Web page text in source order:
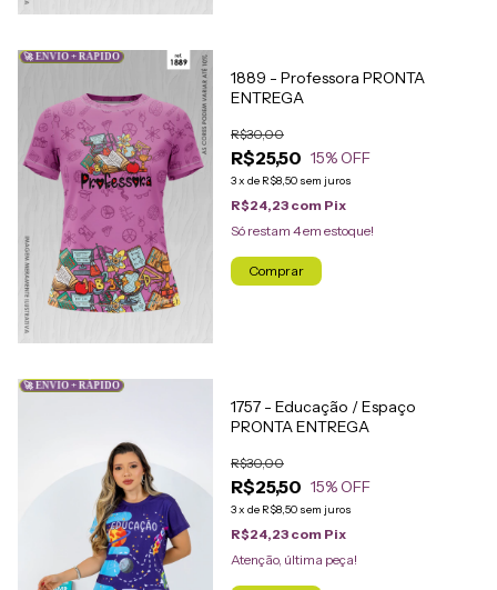
🚀 ENVIO + RÁPIDO
1889 - Professora PRONTA
ENTREGA
R$25,50
R$30,00
15% OFF
3x de R$8,50 sem juros
R$24,23 com Pix
Só restam 4em estoque!
Comprar
🚀 ENVIO + RÁPIDO
1757 - Educação / Espaço
PRONTA ENTREGA
R$25,50
R$30,00
15% OFF
3x de R$8,50 sem juros
R$24,23 com Pix
Atenção, última peça!